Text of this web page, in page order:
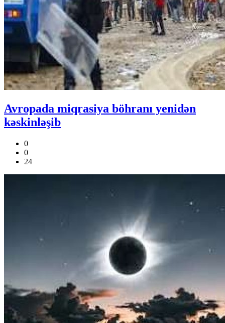
Avropada miqrasiya böhranı yenidən
kəskinləşib
0
0
24